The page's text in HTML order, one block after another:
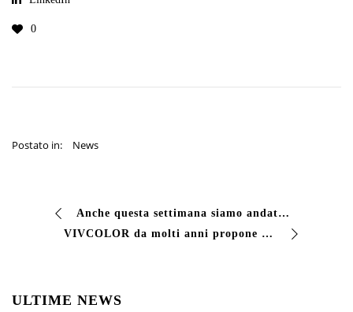
0
Postato in: News
Anche questa settimana siamo andati a fare visita ad una delle tante imprese artigiane che VIVCOLOR regolarmente fornisce. E’ il caso di una torneria/pennellif…
VIVCOLOR da molti anni propone soluzioni per la manutenzione delle cantine vitivinicole. Nelle foto una delle tante cantine veronesi, che ha scelto di utilizza…
ULTIME NEWS